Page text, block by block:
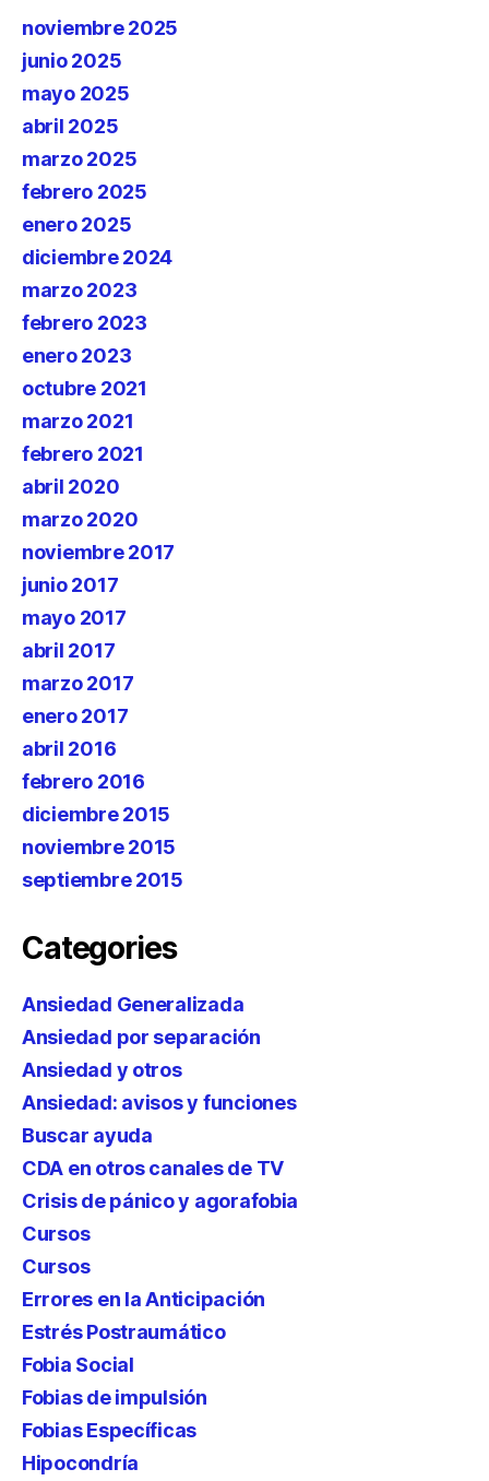
noviembre 2025
junio 2025
mayo 2025
abril 2025
marzo 2025
febrero 2025
enero 2025
diciembre 2024
marzo 2023
febrero 2023
enero 2023
octubre 2021
marzo 2021
febrero 2021
abril 2020
marzo 2020
noviembre 2017
junio 2017
mayo 2017
abril 2017
marzo 2017
enero 2017
abril 2016
febrero 2016
diciembre 2015
noviembre 2015
septiembre 2015
Categories
Ansiedad Generalizada
Ansiedad por separación
Ansiedad y otros
Ansiedad: avisos y funciones
Buscar ayuda
CDA en otros canales de TV
Crisis de pánico y agorafobia
Cursos
Cursos
Errores en la Anticipación
Estrés Postraumático
Fobia Social
Fobias de impulsión
Fobias Específicas
Hipocondría